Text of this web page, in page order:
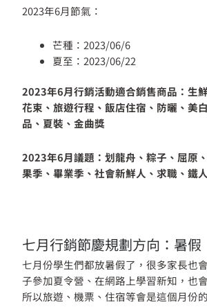
2023年6月節氣：
芒種：2023/06/6
夏至：2023/06/22
2023年6月行銷活動適合銷售商品：生
花束、旅遊行程、飯店住宿、防曬、美
品、夏裝、金曲獎
2023年6月議題：划龍舟、粽子、屈原
果季、畢業季、社會新鮮人、求職、鐵
七月行銷節慶規劃方向：暑假
七月份學生們都放暑假了，很多家長也
子參加夏令營、在網路上學習新知，也
所以旅遊、機票、住宿等會是這個月份